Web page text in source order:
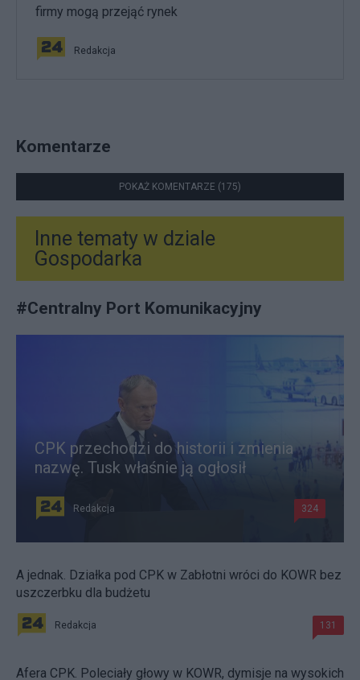
firmy mogą przejąć rynek
Redakcja
Komentarze
POKAŻ KOMENTARZE (175)
Inne tematy w dziale
Gospodarka
#Centralny Port Komunikacyjny
CPK przechodzi do historii i zmienia
nazwę. Tusk właśnie ją ogłosił
Redakcja 324
A jednak. Działka pod CPK w Zabłotni wróci do KOWR bez
uszczerbku dla budżetu
Redakcja 131
Afera CPK. Poleciały głowy w KOWR, dymisje na wysokich